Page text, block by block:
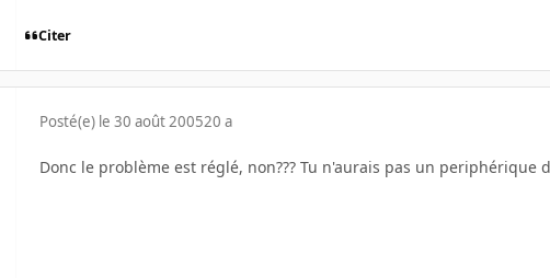
Citer
Posté(e) le 30 août 200520 a
Donc le problème est réglé, non??? Tu n'aurais pas un